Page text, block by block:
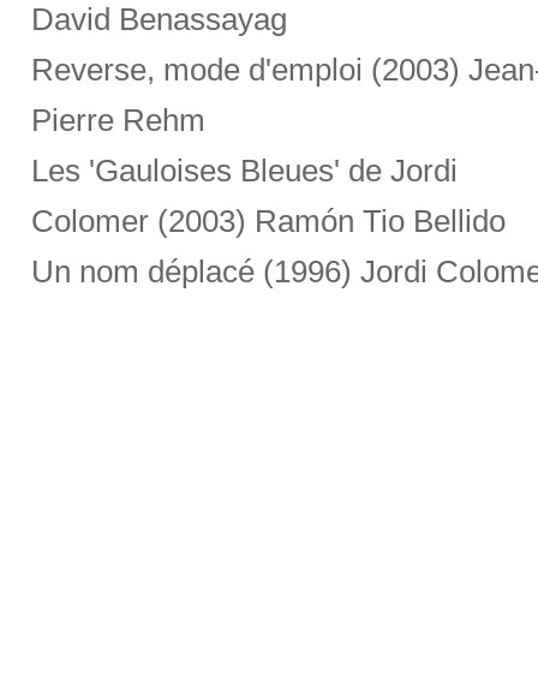
David Benassayag
Reverse, mode d'emploi (2003)
Pierre Rehm
Les 'Gauloises Bleues' de Jordi
Colomer (2003) Ramón Tio Bellido
Un nom déplacé (1996) Jordi